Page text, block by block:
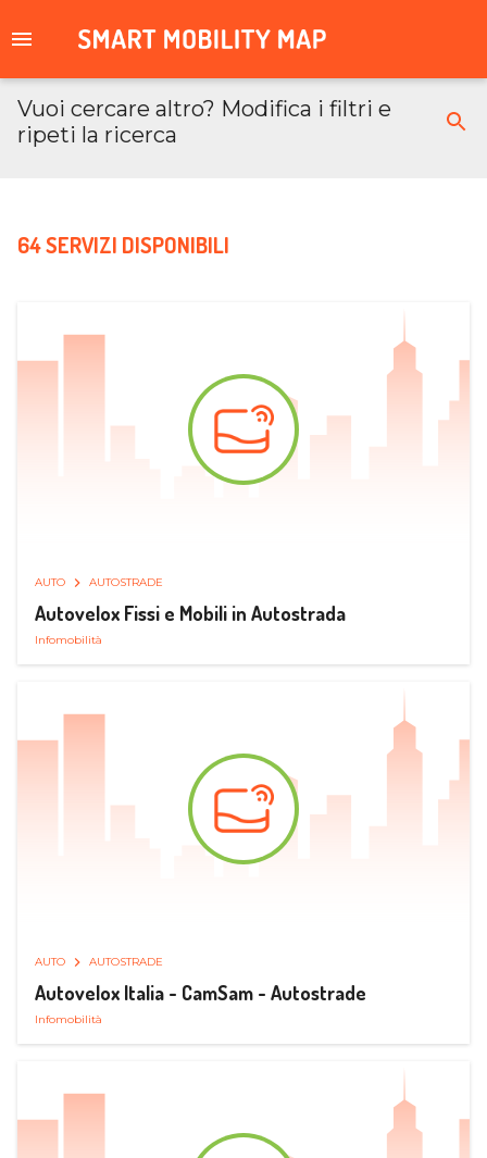
Vuoi cercare altro? Modifica i filtri e
ripeti la ricerca
64 SERVIZI DISPONIBILI
AUTO AUTOSTRADE
Autovelox Fissi e Mobili in Autostrada
Infomobilità
AUTO AUTOSTRADE
Autovelox Italia - CamSam - Autostrade
Infomobilità